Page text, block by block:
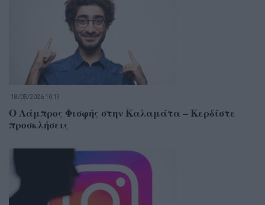
18/05/2026 10:13
Ο Λάμπρος Φισφής στην Καλαμάτα – Κερδίστε
προσκλήσεις